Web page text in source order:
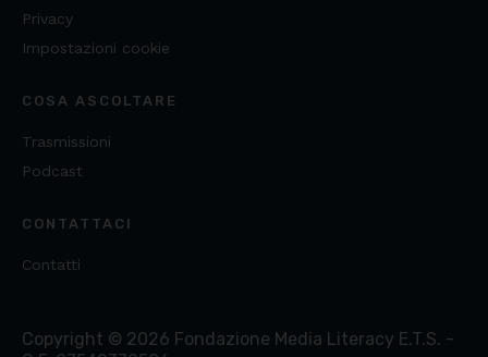
Privacy
Impostazioni cookie
COSA ASCOLTARE
Trasmissioni
Podcast
CONTATTACI
Contatti
Copyright © 2026 Fondazione Media Literacy E.T.S. -